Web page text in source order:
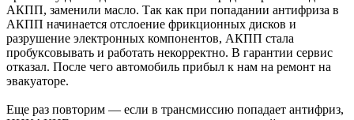
АКПП, заменили масло. Так как при попадании антифриза в
АКПП начинается отслоение фрикционных дисков и
разрушение электронных компонентов, АКПП стала
пробуксовывать и работать некорректно. В гарантии сервис
отказал. После чего автомобиль прибыл к нам на ремонт на
эвакуаторе.
Еще раз повторим — если в трансмиссию попадает антифриз,